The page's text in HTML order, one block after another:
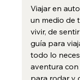
Viajar en
un medio de
vivir, de
guía para
todo lo
aventura con
para rodar y